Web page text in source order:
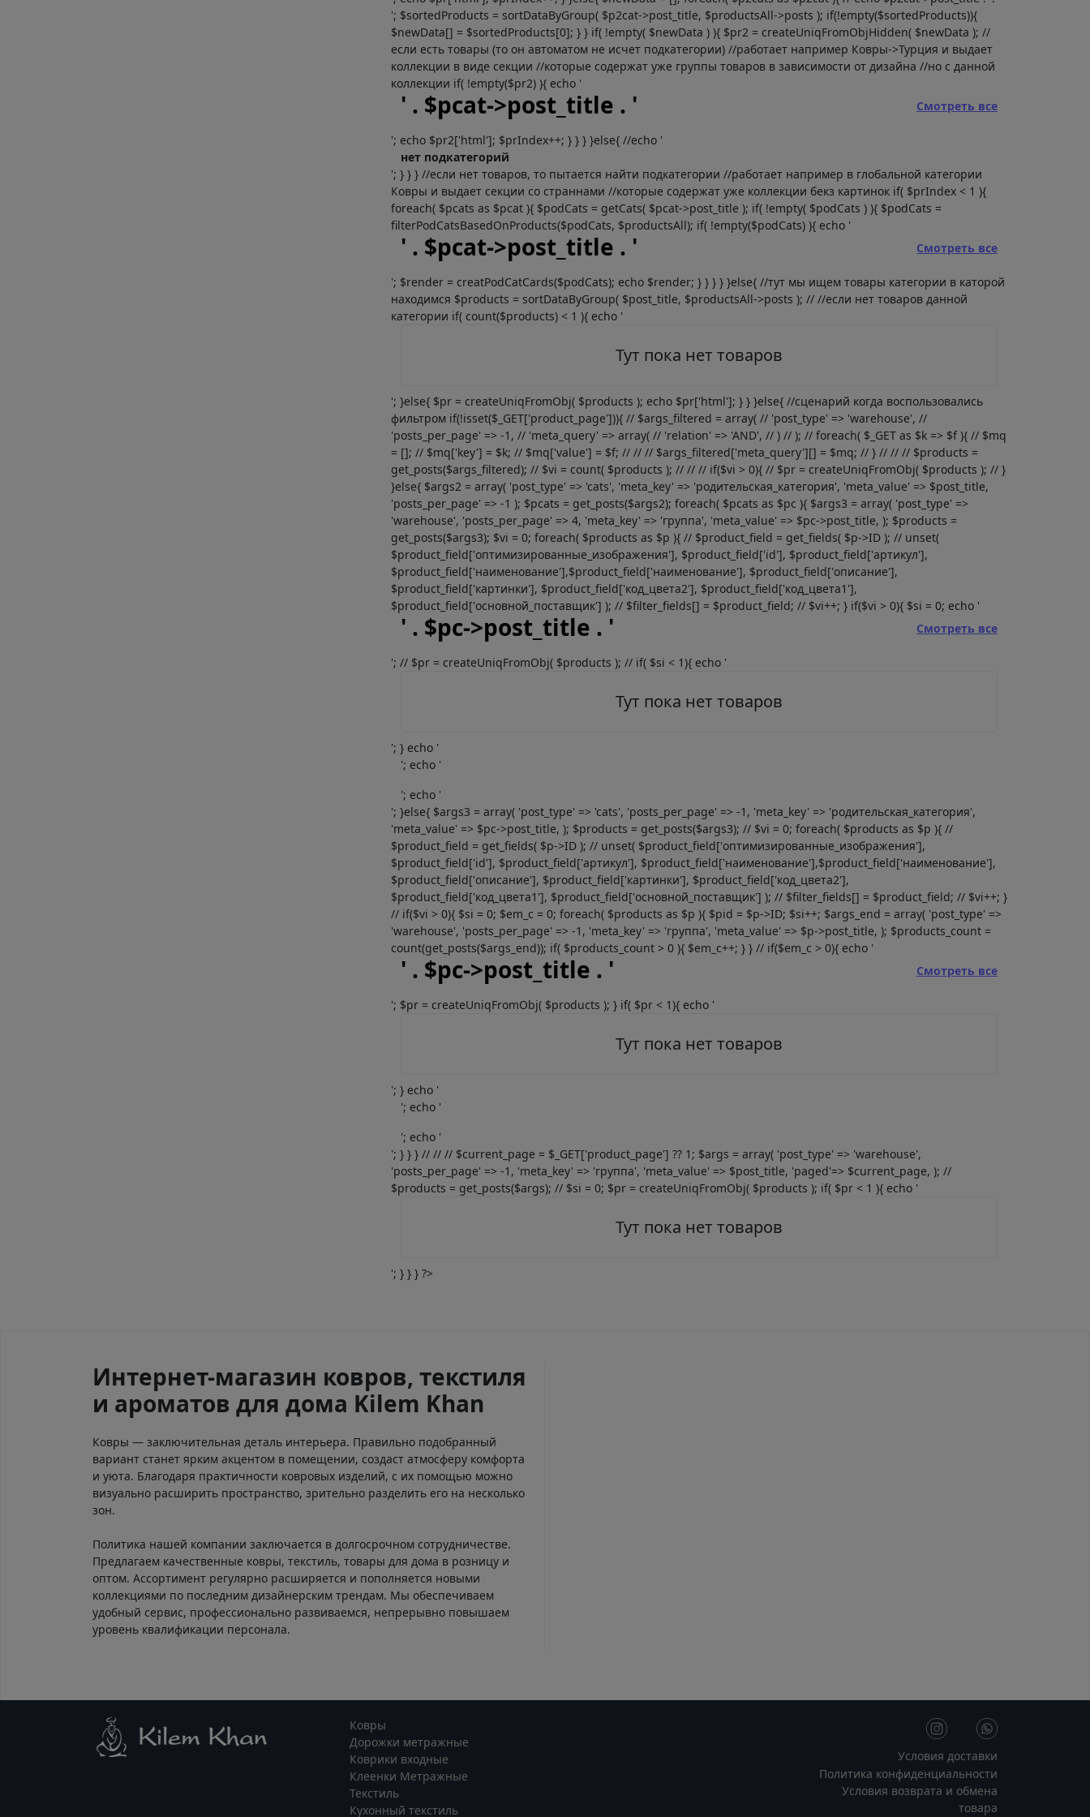
'; $sortedProducts = sortDataByGroup( $p2cat->post_title, $productsAll->posts ); if(!empty($sortedProducts)){
$newData[] = $sortedProducts[0]; } } if( !empty( $newData ) ){ $pr2 = createUniqFromObjHidden( $newData ); //
если есть товары (то он автоматом не исчет подкатегории) //работает например Ковры->Турция и выдает
коллекции в виде секции //которые содержат уже группы товаров в зависимости от дизайна //но с данной
коллекции if( !empty($pr2) ){ echo '
' . $pcat->post_title . ' Смотреть все
'; echo $pr2['html']; $prIndex++; } } } }else{ //echo '
нет подкатегорий
'; } } } //если нет товаров, то пытается найти подкатегории //работает например в глобальной категории
Ковры и выдает секции со страннами //которые содержат уже коллекции бекз картинок if( $prIndex < 1 ){
foreach( $pcats as $pcat ){ $podCats = getCats( $pcat->post_title ); if( !empty( $podCats ) ){ $podCats =
filterPodCatsBasedOnProducts($podCats, $productsAll); if( !empty($podCats) ){ echo '
' . $pcat->post_title . ' Смотреть все
'; $render = creatPodCatCards($podCats); echo $render; } } } } }else{ //тут мы ищем товары категории в каторой
находимся $products = sortDataByGroup( $post_title, $productsAll->posts ); // //если нет товаров данной
категории if( count($products) < 1 ){ echo '
Тут пока нет товаров
'; }else{ $pr = createUniqFromObj( $products ); echo $pr['html']; } } }else{ //сценарий когда воспользовались
фильтром if(!isset($_GET['product_page'])){ // $args_filtered = array( // 'post_type' => 'warehouse', //
'posts_per_page' => -1, // 'meta_query' => array( // 'relation' => 'AND', // ) // ); // foreach( $_GET as $k => $f ){ // $mq
= []; // $mq['key'] = $k; // $mq['value'] = $f; // // // $args_filtered['meta_query'][] = $mq; // } // // // $products =
get_posts($args_filtered); // $vi = count( $products ); // // // if($vi > 0){ // $pr = createUniqFromObj( $products ); // }
}else{ $args2 = array( 'post_type' => 'cats', 'meta_key' => 'родительская_категория', 'meta_value' => $post_title,
'posts_per_page' => -1 ); $pcats = get_posts($args2); foreach( $pcats as $pc ){ $args3 = array( 'post_type' =>
'warehouse', 'posts_per_page' => 4, 'meta_key' => 'группа', 'meta_value' => $pc->post_title, ); $products =
get_posts($args3); $vi = 0; foreach( $products as $p ){ // $product_field = get_fields( $p->ID ); // unset(
$product_field['оптимизированные_изображения'], $product_field['id'], $product_field['артикул'],
$product_field['наименование'],$product_field['наименование'], $product_field['описание'],
$product_field['картинки'], $product_field['код_цвета2'], $product_field['код_цвета1'],
$product_field['основной_поставщик'] ); // $filter_fields[] = $product_field; // $vi++; } if($vi > 0){ $si = 0; echo '
' . $pc->post_title . ' Смотреть все
'; // $pr = createUniqFromObj( $products ); // if( $si < 1){ echo '
Тут пока нет товаров
'; } echo '
'; echo '
'; echo '
'; }else{ $args3 = array( 'post_type' => 'cats', 'posts_per_page' => -1, 'meta_key' => 'родительская_категория',
'meta_value' => $pc->post_title, ); $products = get_posts($args3); // $vi = 0; foreach( $products as $p ){ //
$product_field = get_fields( $p->ID ); // unset( $product_field['оптимизированные_изображения'],
$product_field['id'], $product_field['артикул'], $product_field['наименование'],$product_field['наименование'],
$product_field['описание'], $product_field['картинки'], $product_field['код_цвета2'],
$product_field['код_цвета1'], $product_field['основной_поставщик'] ); // $filter_fields[] = $product_field; // $vi++; }
// if($vi > 0){ $si = 0; $em_c = 0; foreach( $products as $p ){ $pid = $p->ID; $si++; $args_end = array( 'post_type' =>
'warehouse', 'posts_per_page' => -1, 'meta_key' => 'группа', 'meta_value' => $p->post_title, ); $products_count =
count(get_posts($args_end)); if( $products_count > 0 ){ $em_c++; } } // if($em_c > 0){ echo '
' . $pc->post_title . ' Смотреть все
'; $pr = createUniqFromObj( $products ); } if( $pr < 1){ echo '
Тут пока нет товаров
'; } echo '
'; echo '
'; echo '
'; } } } // // // $current_page = $_GET['product_page'] ?? 1; $args = array( 'post_type' => 'warehouse',
'posts_per_page' => -1, 'meta_key' => 'группа', 'meta_value' => $post_title, 'paged'=> $current_page, ); //
$products = get_posts($args); // $si = 0; $pr = createUniqFromObj( $products ); if( $pr < 1 ){ echo '
Тут пока нет товаров
'; } } } ?>
Интернет-магазин ковров, текстиля
и ароматов для дома Kilem Khan
Ковры — заключительная деталь интерьера. Правильно подобранный
вариант станет ярким акцентом в помещении, создаст атмосферу комфорта
и уюта. Благодаря практичности ковровых изделий, с их помощью можно
визуально расширить пространство, зрительно разделить его на несколько
зон.
Политика нашей компании заключается в долгосрочном сотрудничестве.
Предлагаем качественные ковры, текстиль, товары для дома в розницу и
оптом. Ассортимент регулярно расширяется и пополняется новыми
коллекциями по последним дизайнерским трендам. Мы обеспечиваем
удобный сервис, профессионально развиваемся, непрерывно повышаем
уровень квалификации персонала.
Ковры
Дорожки метражные
Коврики входные
Клеенки Метражные
Текстиль
Кухонный текстиль
Условия доставки
Политика конфиденциальности
Условия возврата и обмена
товара